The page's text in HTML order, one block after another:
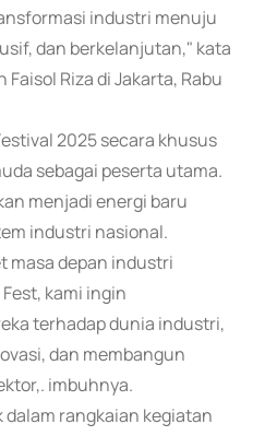
industri menuju
dan berkelanjutan," kata
Riza di Jakarta, Rabu
2025 secara khusus
sebagai peserta utama.
menjadi energi baru
industri nasional.
masa depan industri
kami ingin
terhadap dunia industri,
dan membangun
imbuhnya.
rangkaian kegiatan